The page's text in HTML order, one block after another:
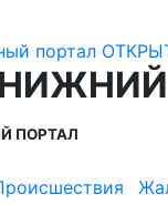
ПОРТАЛ